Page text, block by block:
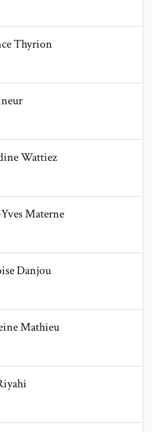
Thyrion
Thyrion
Wattiez
Wattiez
Yves Materne
Materne
Danjou
Danjou
Mathieu
Mathieu
Riyahi
Nienhaus